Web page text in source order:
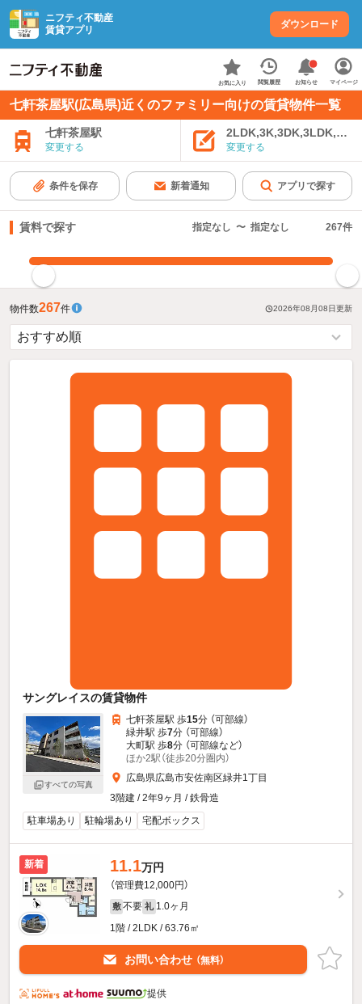
ニフティ不動産
賃貸アプリ
ダウンロード
お気に入り 閲覧履歴 お知らせ マイページ
七軒茶屋駅(広島県)近くのファミリー向けの賃貸物件一覧
七軒茶屋駅
変更する 変更する
条件を保存 新着通知 アプリで探す
賃料で探す 指定なし 〜 指定なし 267件
物件数267件 2026年08月08日更新
サングレイスの賃貸物件
すべての写真
七軒茶屋駅 歩15分 （可部線）
緑井駅 歩7分 （可部線）
大町駅 歩8分 （可部線など）
ほか2駅（徒歩20分圏内）
広島県広島市安佐南区緑井1丁目
3階建 / 2年9ヶ月 / 鉄骨造
駐車場あり
駐輪場あり 宅配ボックス
新着 11.1万円
（管理費12,000円）
敷 不要 礼 1.0ヶ月
1階 / 2LDK / 63.76㎡
お問い合わせ （無料）
提供